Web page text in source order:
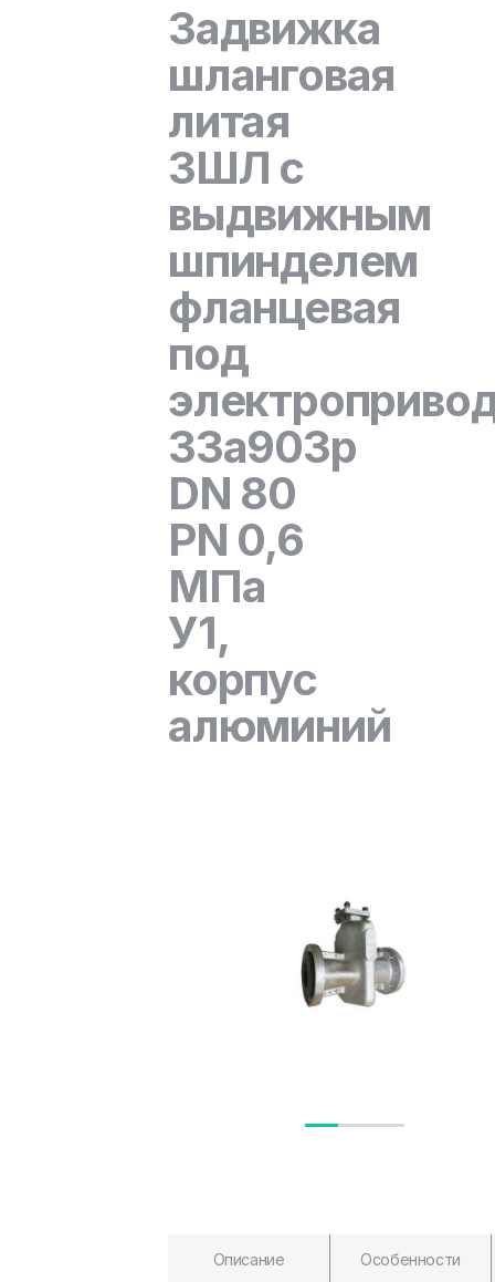
Задвижка
шланговая
литая
ЗШЛ с
выдвижным
шпинделем
фланцевая
под
33а903р
DN 80
PN 0,6
МПа
У1,
корпус
алюминий
Описание Особенности